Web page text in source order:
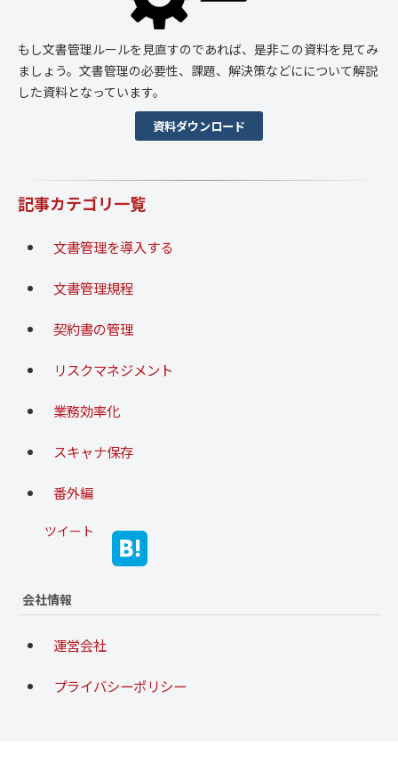
もし文書管理ルールを見直すのであれば、是非この資料を見てみ
ましょう。文書管理の必要性、課題、解決策などにについて解説
した資料となっています。
資料ダウンロード
記事カテゴリ一覧
文書管理を導入する
文書管理規程
契約書の管理
リスクマネジメント
業務効率化
スキャナ保存
番外編
ツイート
会社情報
運営会社
プライバシーポリシー